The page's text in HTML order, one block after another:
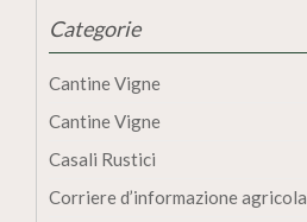
Categorie
Cantine Vigne
Cantine Vigne
Casali Rustici
Corriere d’informazione agricola